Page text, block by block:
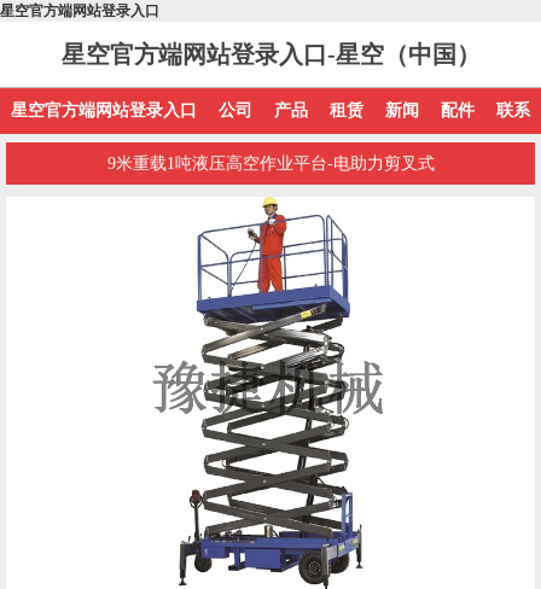
星空官方端网站登录入口
星空官方端网站登录入口-星空（中国）
星空官方端网站登录入口 公司 产品 租赁 新闻 配件 联系
9米重载1吨液压高空作业平台-电助力剪叉式